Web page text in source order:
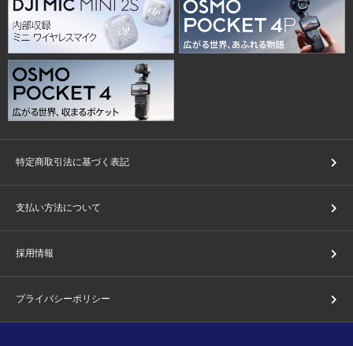
特定商取引法に基づく表記
支払い方法について
採用情報
プライバシーポリシー